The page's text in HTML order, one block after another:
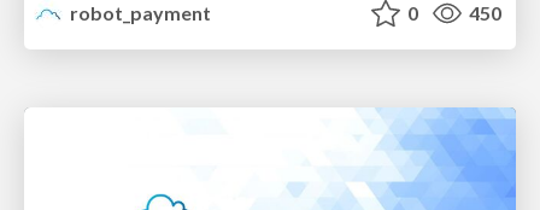
robot_payment
0 450